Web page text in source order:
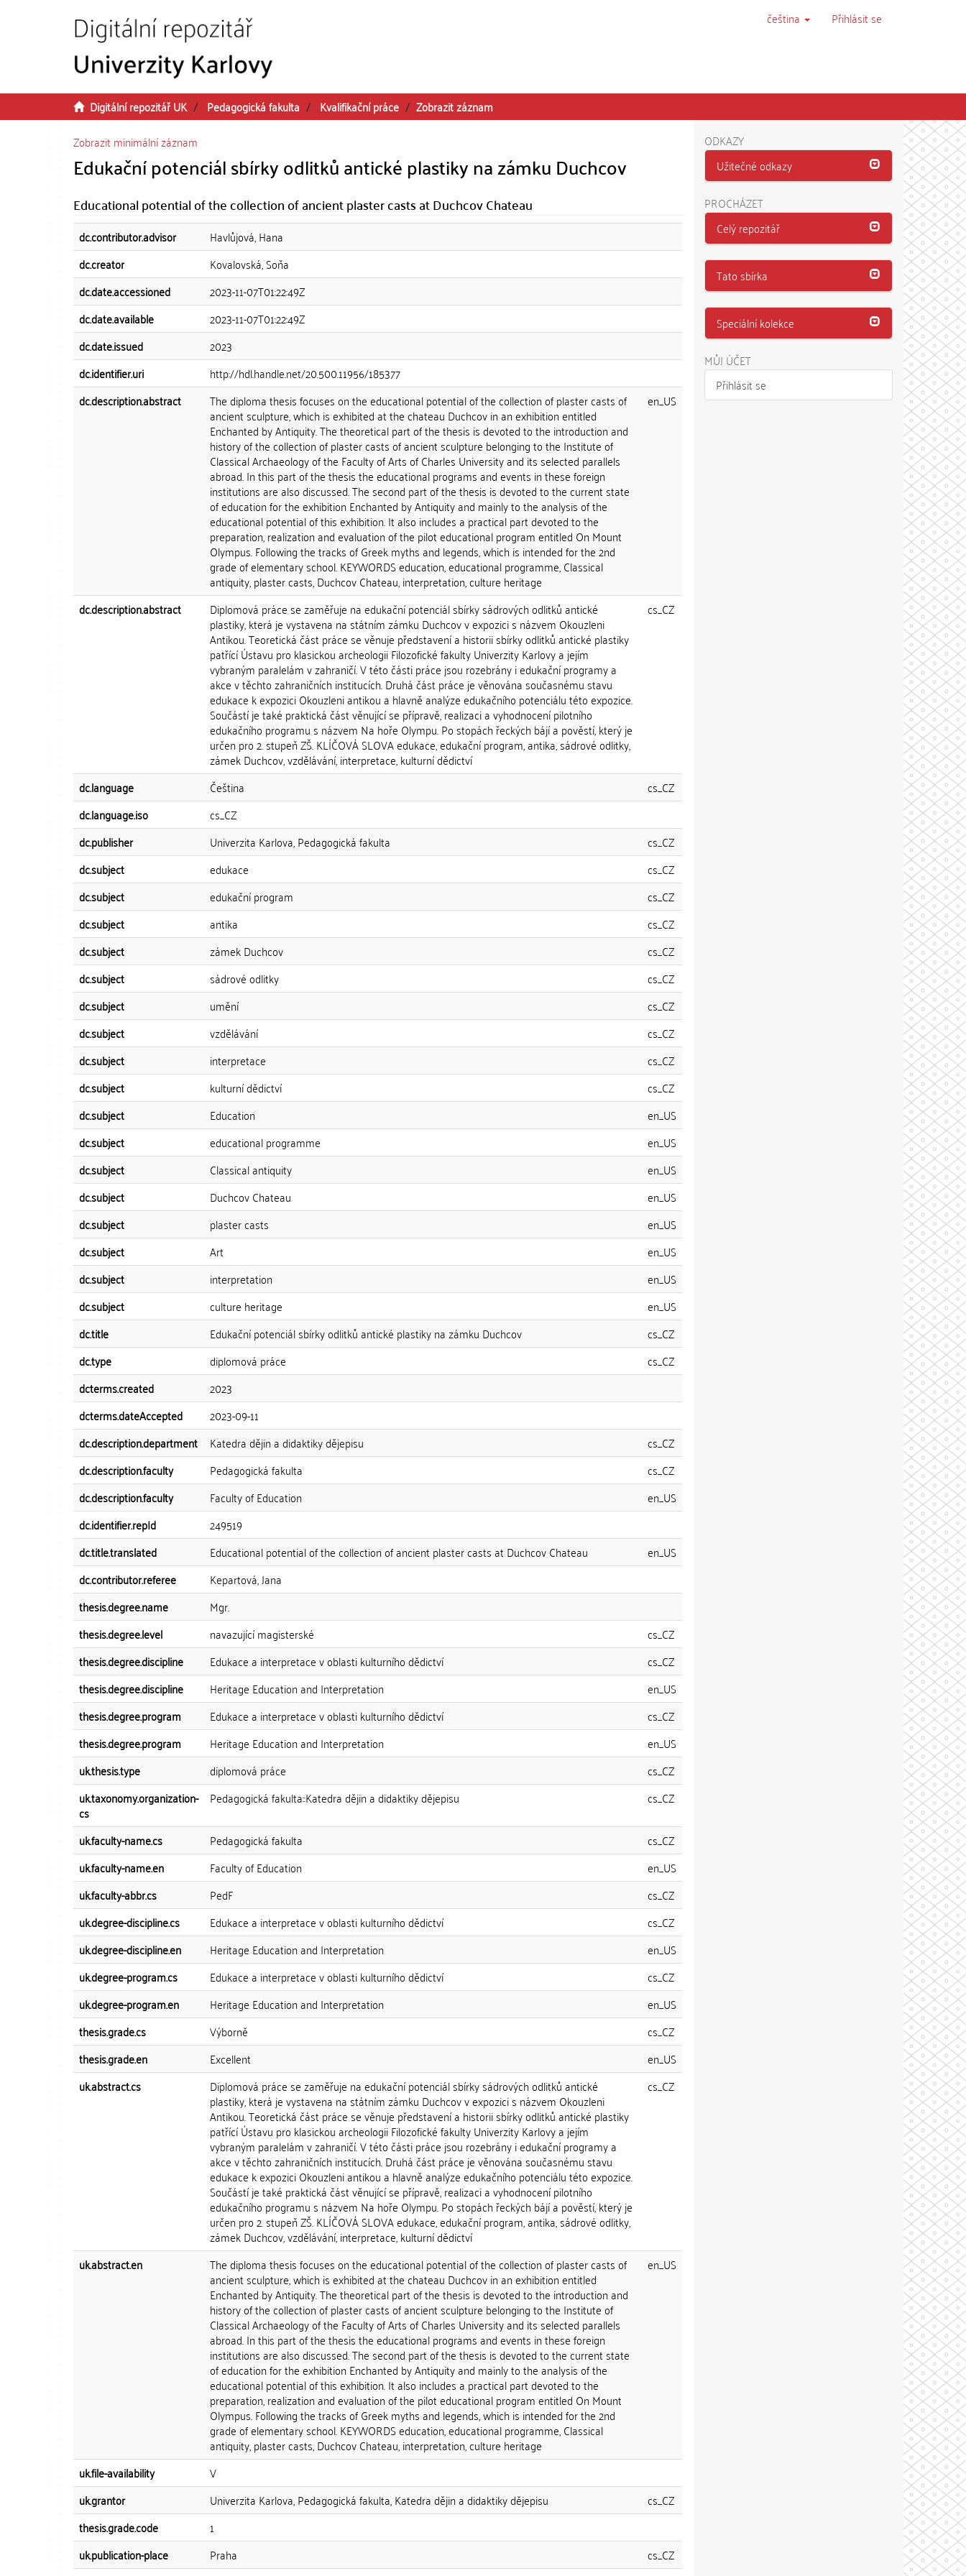
čeština Přihlásit se
Digitální repozitář UK Pedagogická fakulta Kvalifikační práce
Zobrazit záznam
Zobrazit minimální záznam
Edukační potenciál sbírky odlitků antické plastiky na zámku Duchcov
Educational potential of the collection of ancient plaster casts at Duchcov Chateau
dc.contributor.advisor
Havlůjová, Hana
dc.creator
Kovalovská, Soňa
dc.date.accessioned
2023-11-07T01:22:49Z
dc.date.available
2023-11-07T01:22:49Z
dc.date.issued
2023
dc.identifier.uri
http://hdl.handle.net/20.500.11956/185377
dc.description.abstract
The diploma thesis focuses on the educational potential of the collection of plaster casts of
ancient sculpture, which is exhibited at the chateau Duchcov in an exhibition entitled
Enchanted by Antiquity. The theoretical part of the thesis is devoted to the introduction and
history of the collection of plaster casts of ancient sculpture belonging to the Institute of
Classical Archaeology of the Faculty of Arts of Charles University and its selected parallels
abroad. In this part of the thesis the educational programs and events in these foreign
institutions are also discussed. The second part of the thesis is devoted to the current state
of education for the exhibition Enchanted by Antiquity and mainly to the analysis of the
educational potential of this exhibition. It also includes a practical part devoted to the
preparation, realization and evaluation of the pilot educational program entitled On Mount
Olympus. Following the tracks of Greek myths and legends, which is intended for the 2nd
grade of elementary school. KEYWORDS education, educational programme, Classical
antiquity, plaster casts, Duchcov Chateau, interpretation, culture heritage
en_US
dc.description.abstract Diplomová práce se zaměřuje na edukační potenciál sbírky sádrových odlitků antické
plastiky, která je vystavena na státním zámku Duchcov v expozici s názvem Okouzleni
Antikou. Teoretická část práce se věnuje představení a historii sbírky odlitků antické plastiky
patřící Ústavu pro klasickou archeologii Filozofické fakulty Univerzity Karlovy a jejím
vybraným paralelám v zahraničí. V této části práce jsou rozebrány i edukační programy a
akce v těchto zahraničních institucích. Druhá část práce je věnována současnému stavu
edukace k expozici Okouzleni antikou a hlavně analýze edukačního potenciálu této expozice.
Součástí je také praktická část věnující se přípravě, realizaci a vyhodnocení pilotního
edukačního programu s názvem Na hoře Olympu. Po stopách řeckých bájí a pověstí, který je
určen pro 2. stupeň ZŠ. KLÍČOVÁ SLOVA edukace, edukační program, antika, sádrové odlitky,
zámek Duchcov, vzdělávání, interpretace, kulturní dědictví
cs_CZ
dc.language Čeština
cs_CZ
dc.language.iso
cs_CZ
dc.publisher
Univerzita Karlova, Pedagogická fakulta
cs_CZ
dc.subject
edukace
cs_CZ
dc.subject
edukační program
cs_CZ
dc.subject
antika
cs_CZ
dc.subject
zámek Duchcov
cs_CZ
dc.subject
sádrové odlitky
cs_CZ
dc.subject
umění
cs_CZ
dc.subject
vzdělávání
cs_CZ
dc.subject
interpretace
cs_CZ
dc.subject
kulturní dědictví
cs_CZ
dc.subject
Education
en_US
dc.subject
educational programme
en_US
dc.subject
Classical antiquity
en_US
dc.subject
Duchcov Chateau
en_US
dc.subject
plaster casts
en_US
dc.subject
Art
en_US
dc.subject
interpretation
en_US
dc.subject
culture heritage
en_US
dc.title
Edukační potenciál sbírky odlitků antické plastiky na zámku Duchcov
cs_CZ
dc.type
diplomová práce
cs_CZ
dcterms.created
2023
dcterms.dateAccepted
2023-09-11
dc.description.department
Katedra dějin a didaktiky dějepisu
cs_CZ
dc.description.faculty
Pedagogická fakulta
cs_CZ
dc.description.faculty
Faculty of Education
en_US
dc.identifier.repId
249519
dc.title.translated
Educational potential of the collection of ancient plaster casts at Duchcov Chateau
en_US
dc.contributor.referee
Kepartová, Jana
thesis.degree.name
Mgr.
thesis.degree.level
navazující magisterské
cs_CZ
thesis.degree.discipline
Edukace a interpretace v oblasti kulturního dědictví
cs_CZ
thesis.degree.discipline
Heritage Education and Interpretation
en_US
thesis.degree.program
Edukace a interpretace v oblasti kulturního dědictví
cs_CZ
thesis.degree.program
Heritage Education and Interpretation
en_US
uk.thesis.type
diplomová práce
cs_CZ
uk.taxonomy.organization-
cs
Pedagogická fakulta::Katedra dějin a didaktiky dějepisu cs_CZ
uk.faculty-name.cs Pedagogická fakulta
cs_CZ
uk.faculty-name.en
Faculty of Education
en_US
uk.faculty-abbr.cs
PedF
cs_CZ
uk.degree-discipline.cs
Edukace a interpretace v oblasti kulturního dědictví
cs_CZ
uk.degree-discipline.en
Heritage Education and Interpretation
en_US
uk.degree-program.cs
Edukace a interpretace v oblasti kulturního dědictví
cs_CZ
uk.degree-program.en
Heritage Education and Interpretation
en_US
thesis.grade.cs
Výborně
cs_CZ
thesis.grade.en
Excellent
en_US
uk.abstract.cs
Diplomová práce se zaměřuje na edukační potenciál sbírky sádrových odlitků antické
plastiky, která je vystavena na státním zámku Duchcov v expozici s názvem Okouzleni
Antikou. Teoretická část práce se věnuje představení a historii sbírky odlitků antické plastiky
patřící Ústavu pro klasickou archeologii Filozofické fakulty Univerzity Karlovy a jejím
vybraným paralelám v zahraničí. V této části práce jsou rozebrány i edukační programy a
akce v těchto zahraničních institucích. Druhá část práce je věnována současnému stavu
edukace k expozici Okouzleni antikou a hlavně analýze edukačního potenciálu této expozice.
Součástí je také praktická část věnující se přípravě, realizaci a vyhodnocení pilotního
edukačního programu s názvem Na hoře Olympu. Po stopách řeckých bájí a pověstí, který je
určen pro 2. stupeň ZŠ. KLÍČOVÁ SLOVA edukace, edukační program, antika, sádrové odlitky,
zámek Duchcov, vzdělávání, interpretace, kulturní dědictví
cs_CZ
uk.abstract.en The diploma thesis focuses on the educational potential of the collection of plaster casts of
ancient sculpture, which is exhibited at the chateau Duchcov in an exhibition entitled
Enchanted by Antiquity. The theoretical part of the thesis is devoted to the introduction and
history of the collection of plaster casts of ancient sculpture belonging to the Institute of
Classical Archaeology of the Faculty of Arts of Charles University and its selected parallels
abroad. In this part of the thesis the educational programs and events in these foreign
institutions are also discussed. The second part of the thesis is devoted to the current state
of education for the exhibition Enchanted by Antiquity and mainly to the analysis of the
educational potential of this exhibition. It also includes a practical part devoted to the
preparation, realization and evaluation of the pilot educational program entitled On Mount
Olympus. Following the tracks of Greek myths and legends, which is intended for the 2nd
grade of elementary school. KEYWORDS education, educational programme, Classical
antiquity, plaster casts, Duchcov Chateau, interpretation, culture heritage
en_US
uk.file-availability
V
uk.grantor
Univerzita Karlova, Pedagogická fakulta, Katedra dějin a didaktiky dějepisu
cs_CZ
thesis.grade.code
1
uk.publication-place
Praha
cs_CZ
ODKAZY
Užitečné odkazy
PROCHÁZET
Celý repozitář
Tato sbírka
Speciální kolekce
MŮJ ÚČET
Přihlásit se